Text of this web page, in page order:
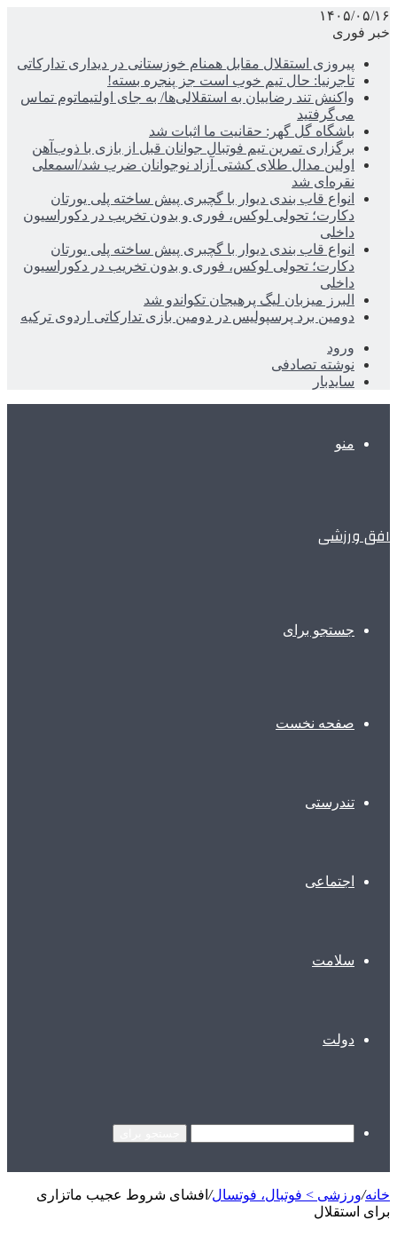
۱۴۰۵/۰۵/۱۶
خبر فوری
پیروزی استقلال مقابل همنام خوزستانی در دیداری تدارکاتی
تاجرنیا: حال تیم خوب است جز پنجره بسته!
واکنش تند رضاییان به استقلالی‌ها/ به جای اولتیماتوم تماس
می‌گرفتید
باشگاه گل گهر: حقانیت ما اثبات شد
برگزاری تمرین تیم فوتبال جوانان قبل از بازی با ذوب‌آهن
اولین مدال طلای کشتی آزاد نوجوانان ضرب شد/اسمعلی
نقره‌ای شد
انواع قاب بندی دیوار با گچبری پیش ساخته پلی یورتان
دکارت؛ تحولی لوکس، فوری و بدون تخریب در دکوراسیون
داخلی
انواع قاب بندی دیوار با گچبری پیش ساخته پلی یورتان
دکارت؛ تحولی لوکس، فوری و بدون تخریب در دکوراسیون
داخلی
البرز میزبان لیگ پرهیجان تکواندو شد
دومین برد پرسپولیس در دومین بازی تدارکاتی اردوی ترکیه
ورود
نوشته تصادفی
سایدبار
منو
افق ورزشی
جستجو برای
صفحه نخست
تندرستی
اجتماعی
سلامت
دولت
خانه/ورزشی > فوتبال، فوتسال/ افشای شروط عجیب ماتزاری
برای استقلال